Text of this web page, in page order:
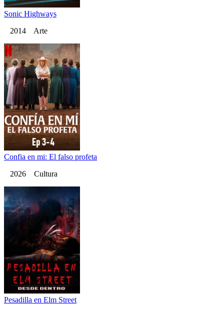
Sonic Highways
2014 Arte
Confia en mi: El falso profeta
2026 Cultura
Pesadilla en Elm Street